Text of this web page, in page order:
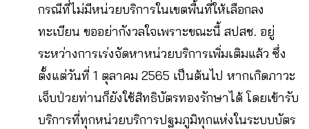
กรณีที่ไม่มีหน่วยบริการในเขตพื้นที่ให้เลือกลง
ทะเบียน ขออย่ากังวลใจเพราะขณะนี้ สปสช. อยู่
ระหว่างการเร่งจัดหาหน่วยบริการเพิ่มเติมแล้ว ซึ่ง
ตั้งแต่วันที่ 1 ตุลาคม 2565 เป็นต้นไป หากเกิดภาวะ
เจ็บป่วยท่านก็ยังใช้สิทธิบัตรทองรักษาได้ โดยเข้ารับ
บริการที่ทุกหน่วยบริการปฐมภูมิทุกแห่งในระบบบัตร